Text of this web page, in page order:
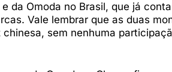
da Omoda no Brasil, que já
Vale lembrar que as duas
sem nenhuma